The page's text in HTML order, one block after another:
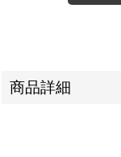
商品詳細